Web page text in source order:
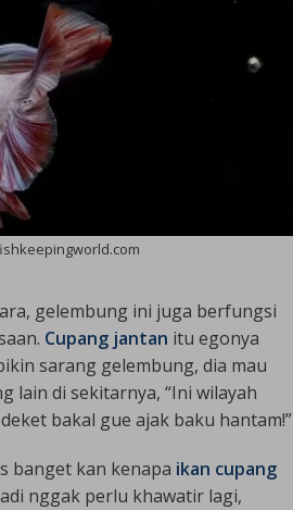
gelembung ini juga berfungsi
Cupang jantan itu egonya
sarang gelembung, dia mau
lain di sekitarnya, “Ini wilayah
bakal gue ajak baku hantam!”
banget kan kenapa ikan cupang
nggak perlu khawatir lagi,